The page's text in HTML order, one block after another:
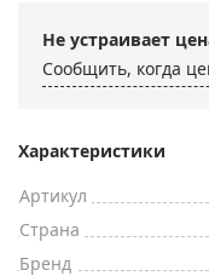
Не устраивает
Сообщить, когда
Характеристики
Артикул
Страна
Бренд